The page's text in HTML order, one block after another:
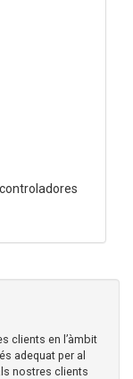
clients en l’àmbit
adequat per al
nostres clients